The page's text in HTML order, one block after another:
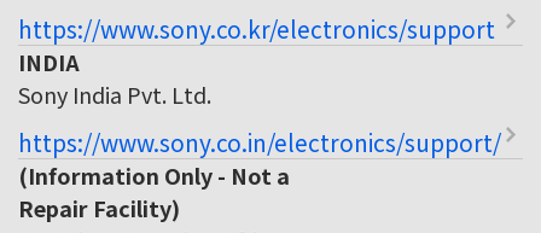
https://www.sony.co.kr/electronics/support
INDIA
Sony India Pvt. Ltd.
https://www.sony.co.in/electronics/support/
(Information Only - Not a
Repair Facility)